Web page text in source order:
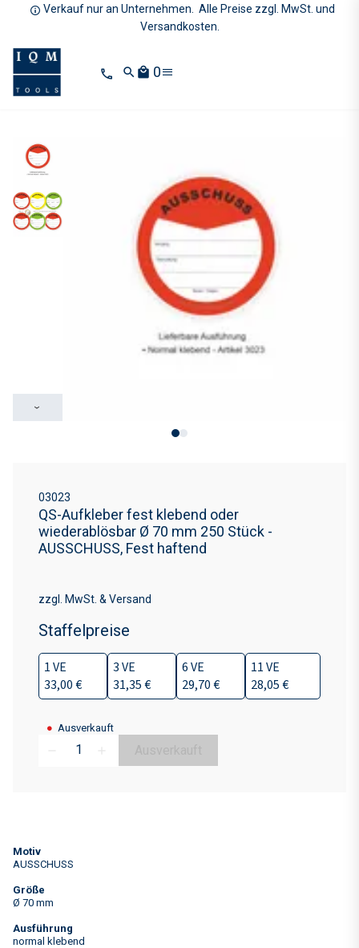
Verkauf nur an Unternehmen. Alle Preise zzgl. MwSt. und
Versandkosten.
search local_mall 0
›
QS-Aufkleber fest klebend oder
wiederablösbar Ø 70 mm 250 Stück -
AUSSCHUSS, Fest haftend
zzgl. MwSt. & Versand
Staffelpreise
1 VE
33,00 €
3 VE
31,35 €
6 VE
29,70 €
11 VE
28,05 €
● Ausverkauft
03023
Motiv
AUSSCHUSS
Größe
Ø 70 mm
Ausführung
normal klebend